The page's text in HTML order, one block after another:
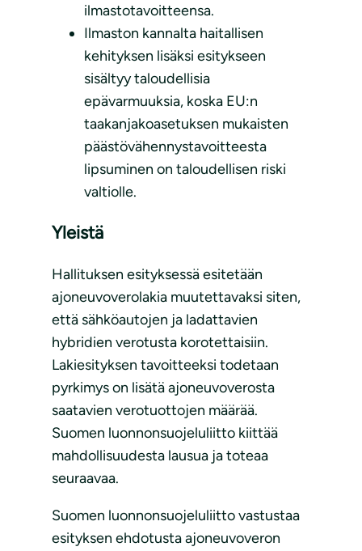
ilmastotavoitteensa.
Ilmaston kannalta haitallisen
kehityksen lisäksi esitykseen
sisältyy taloudellisia
epävarmuuksia, koska EU:n
taakanjakoasetuksen mukaisten
päästövähennystavoitteesta
lipsuminen on taloudellisen riski
valtiolle.
Yleistä
Hallituksen esityksessä esitetään
ajoneuvoverolakia muutettavaksi siten,
että sähköautojen ja ladattavien
hybridien verotusta korotettaisiin.
Lakiesityksen tavoitteeksi todetaan
pyrkimys on lisätä ajoneuvoverosta
saatavien verotuottojen määrää.
Suomen luonnonsuojeluliitto kiittää
mahdollisuudesta lausua ja toteaa
seuraavaa.
Suomen luonnonsuojeluliitto vastustaa
esityksen ehdotusta ajoneuvoveron